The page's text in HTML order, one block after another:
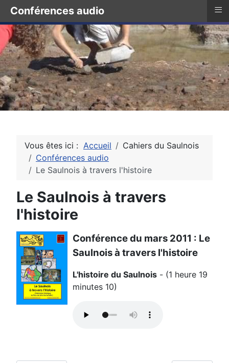
Vous êtes ici : Accueil
Cahiers du Saulnois
Conférences audio
Le Saulnois à travers l'histoire
Le Saulnois à travers
l'histoire
Conférence du mars 2011 : Le
Saulnois à travers l'histoire
L'histoire du Saulnois - (1 heure 19
minutes 10)
Conférences audio ≡